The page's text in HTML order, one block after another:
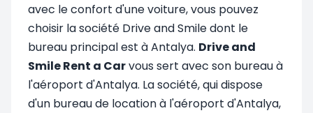
avec le confort d'une voiture, vous pouvez
choisir la société Drive and Smile dont le
bureau principal est à Antalya. Drive and
Smile Rent a Carvous sert avec son bureau à
l'aéroport d'Antalya. La société, qui dispose
d'un bureau de location à l'aéroport d'Antalya,